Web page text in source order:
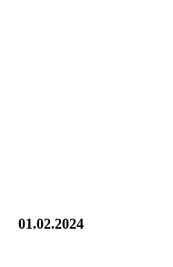
01.02.2024